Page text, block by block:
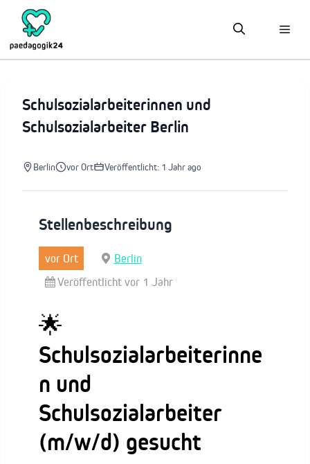
Inhalt
springen
Schulsozialarbeiterinnen und
Schulsozialarbeiter Berlin
Berlin vor Ort Veröffentlicht: 1 Jahr ago
Stellenbeschreibung
vor Ort
Berlin
Veröffentlicht vor 1 Jahr
🌟
Schulsozialarbeiterinne
n und
Schulsozialarbeiter
(m/w/d) gesucht